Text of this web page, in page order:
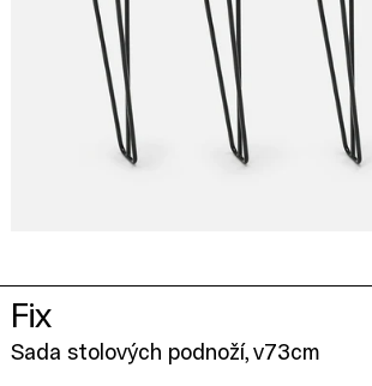
Fix
Sada stolových podnoží, v73cm